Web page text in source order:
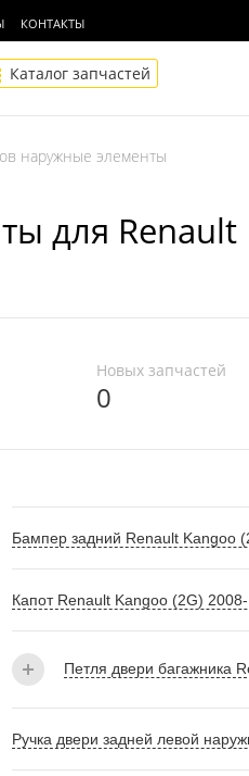
КОНТАКТЫ
Каталог запчастей
наружные элементы
для Renault
Новых запчастей
0
Бампер задний Renault Kangoo
Капот Renault Kangoo (2G)
Петля двери багажника
Ручка двери задней левой